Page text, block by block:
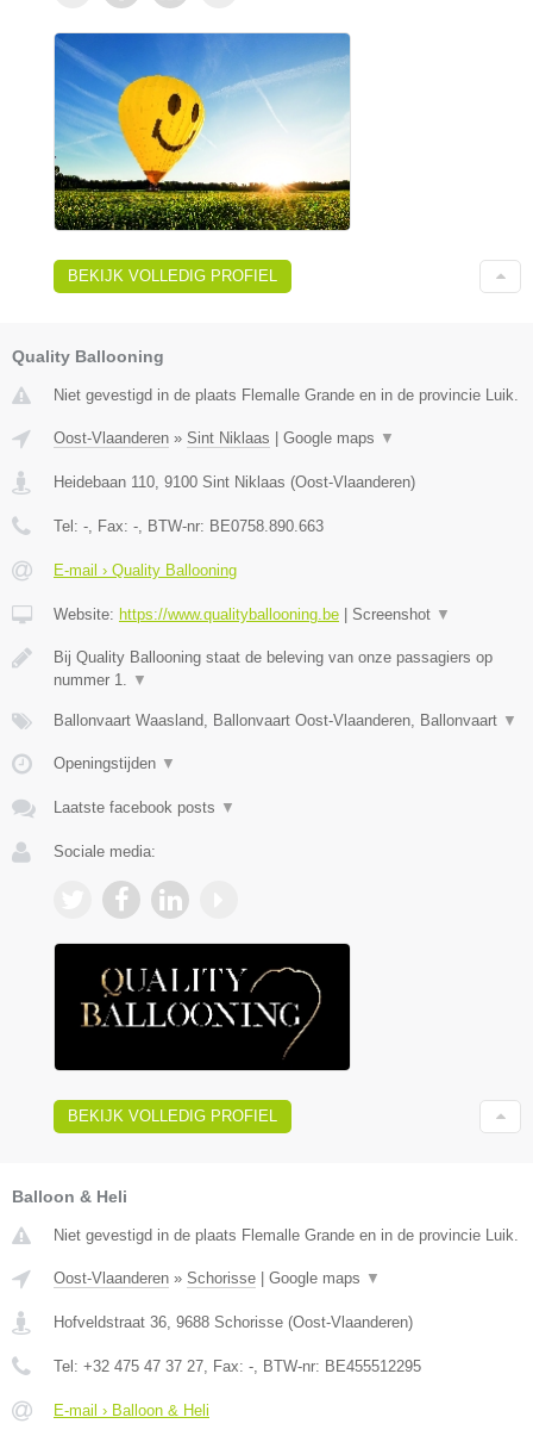
BEKIJK VOLLEDIG PROFIEL
Quality Ballooning
Niet gevestigd in de plaats Flemalle Grande en in de provincie Luik.
Oost-Vlaanderen » Sint Niklaas | Google maps ▼
Heidebaan 110 9100 Sint Niklaas (Oost-Vlaanderen)
Tel: - , Fax: - , BTW-nr: BE0758.890.663
E-mail › Quality Ballooning
Website: https://www.qualityballooning.be | Screenshot ▼
Bij Quality Ballooning staat de beleving van onze passagiers op
nummer 1.
▼
Ballonvaart Waasland, Ballonvaart Oost-Vlaanderen, Ballonvaart ▼
Openingstijden ▼
Laatste facebook posts ▼
Sociale media:
BEKIJK VOLLEDIG PROFIEL
Balloon & Heli
Niet gevestigd in de plaats Flemalle Grande en in de provincie Luik.
Oost-Vlaanderen » Schorisse | Google maps ▼
Hofveldstraat 36 9688 Schorisse (Oost-Vlaanderen)
Tel: +32 475 47 37 27 , Fax: - , BTW-nr: BE455512295
E-mail › Balloon & Heli